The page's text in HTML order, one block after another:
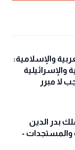
والإسلامية:
والإسرائيلية
لا مبرر
بدر الدين
والمستجدات -